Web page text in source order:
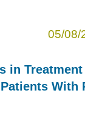
05/08/
in
With